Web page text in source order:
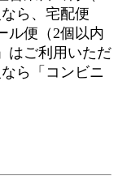
ら、宅配便
便（2個以内
はご利用いただ
ら「コンビニ